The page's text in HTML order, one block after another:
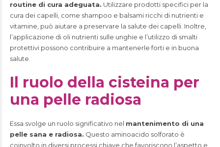
routine di cura adeguata. Utilizzare prodotti specifici per la
cura dei capelli, come shampoo e balsami ricchi di nutrienti e
vitamine, può aiutare a preservare la salute dei capelli. Inoltre,
l’applicazione di oli nutrienti sulle unghie e l’utilizzo di smalti
protettivi possono contribuire a mantenerle forti e in buona
salute.
Il ruolo della cisteina per
una pelle radiosa
Essa svolge un ruolo significativo nel mantenimento di una
pelle sana e radiosa. Questo aminoacido solforato è
coinvolto in diversi processi chiave che favoriscono l’aspetto e